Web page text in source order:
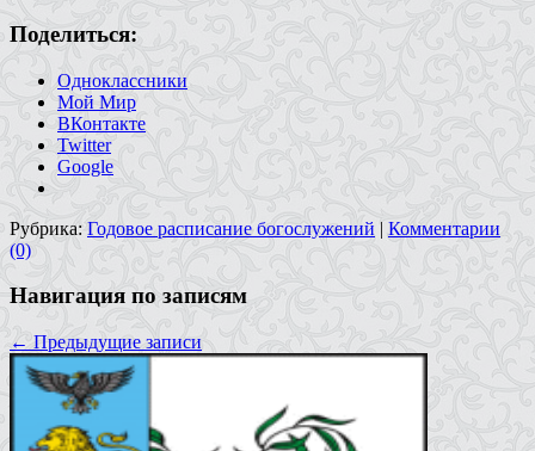
Поделиться:
Одноклассники
Мой Мир
ВКонтакте
Twitter
Google
Рубрика: Годовое расписание богослужений | Комментарии
(0)
Навигация по записям
← Предыдущие записи